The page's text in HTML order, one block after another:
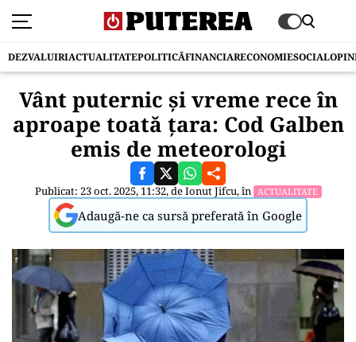
DEZVALUIRIACTUALITATEPOLITICĂFINANCIARECONOMIESOCIAL
Vânt puternic și vreme rece în
aproape toată țara: Cod Galben
emis de meteorologi
Publicat: 23 oct. 2025, 11:32, deIonut Jifcu, în ACTUALITATE
Adaugă-ne ca sursă preferată în Google